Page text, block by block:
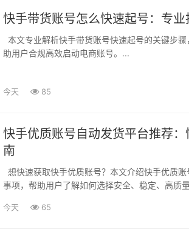
快手带货账号怎么快速起号：专业
助用户合规高效启动电商账号。...
今天 85
快手优质账号自动发货平台推荐
南
事项，帮助用户了解如何选择安全、稳定、高质
今天 65